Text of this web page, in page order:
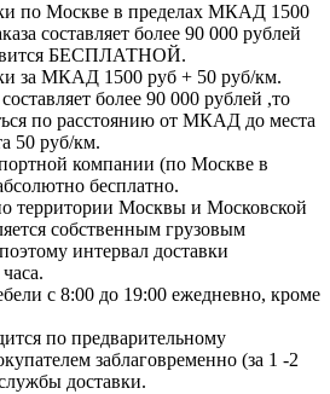
по Москве в пределах МКАД 1500
составляет более 90 000 рублей
БЕСПЛАТНОЙ.
за МКАД 1500 руб + 50 руб/км.
более 90 000 рублей ,то
по расстоянию от МКАД до места
50 руб/км.
компании (по Москве в
бесплатно.
территории Москвы и Московской
собственным грузовым
интервал доставки
с 8:00 до 19:00 ежедневно, кроме
по предварительному
заблаговременно (за 1 -2
доставки.